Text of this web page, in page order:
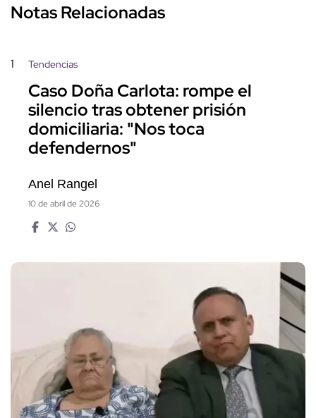
Notas Relacionadas
1 Tendencias
Caso Doña Carlota: rompe el
silencio tras obtener prisión
domiciliaria: "Nos toca
defendernos"
Anel Rangel
10 de abril de 2026